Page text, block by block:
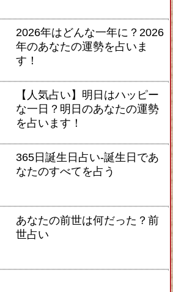
2026年はどんな一年に？2026
年のあなたの運勢を占いま
す！
【人気占い】明日はハッピー
な一日？明日のあなたの運勢
を占います！
365日誕生日占い-誕生日であ
なたのすべてを占う
あなたの前世は何だった？前
世占い